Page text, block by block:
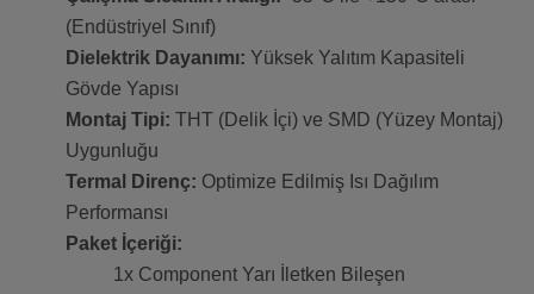
(Endüstriyel Sınıf)
Dielektrik Dayanımı: Yüksek Yalıtım Kapasiteli
Gövde Yapısı
Montaj Tipi: THT (Delik İçi) ve SMD (Yüzey Montaj)
Uygunluğu
Termal Direnç: Optimize Edilmiş Isı Dağılım
Performansı
Paket İçeriği:
1x Component Yarı İletken Bileşen